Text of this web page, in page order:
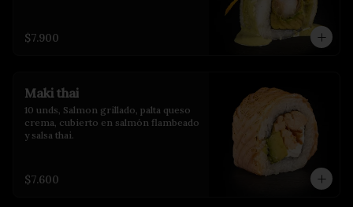
$7.900
Maki thai
10 unds, Salmon grillado, palta queso
crema, cubierto en salmón flambeado
y salsa thai.
$7.600